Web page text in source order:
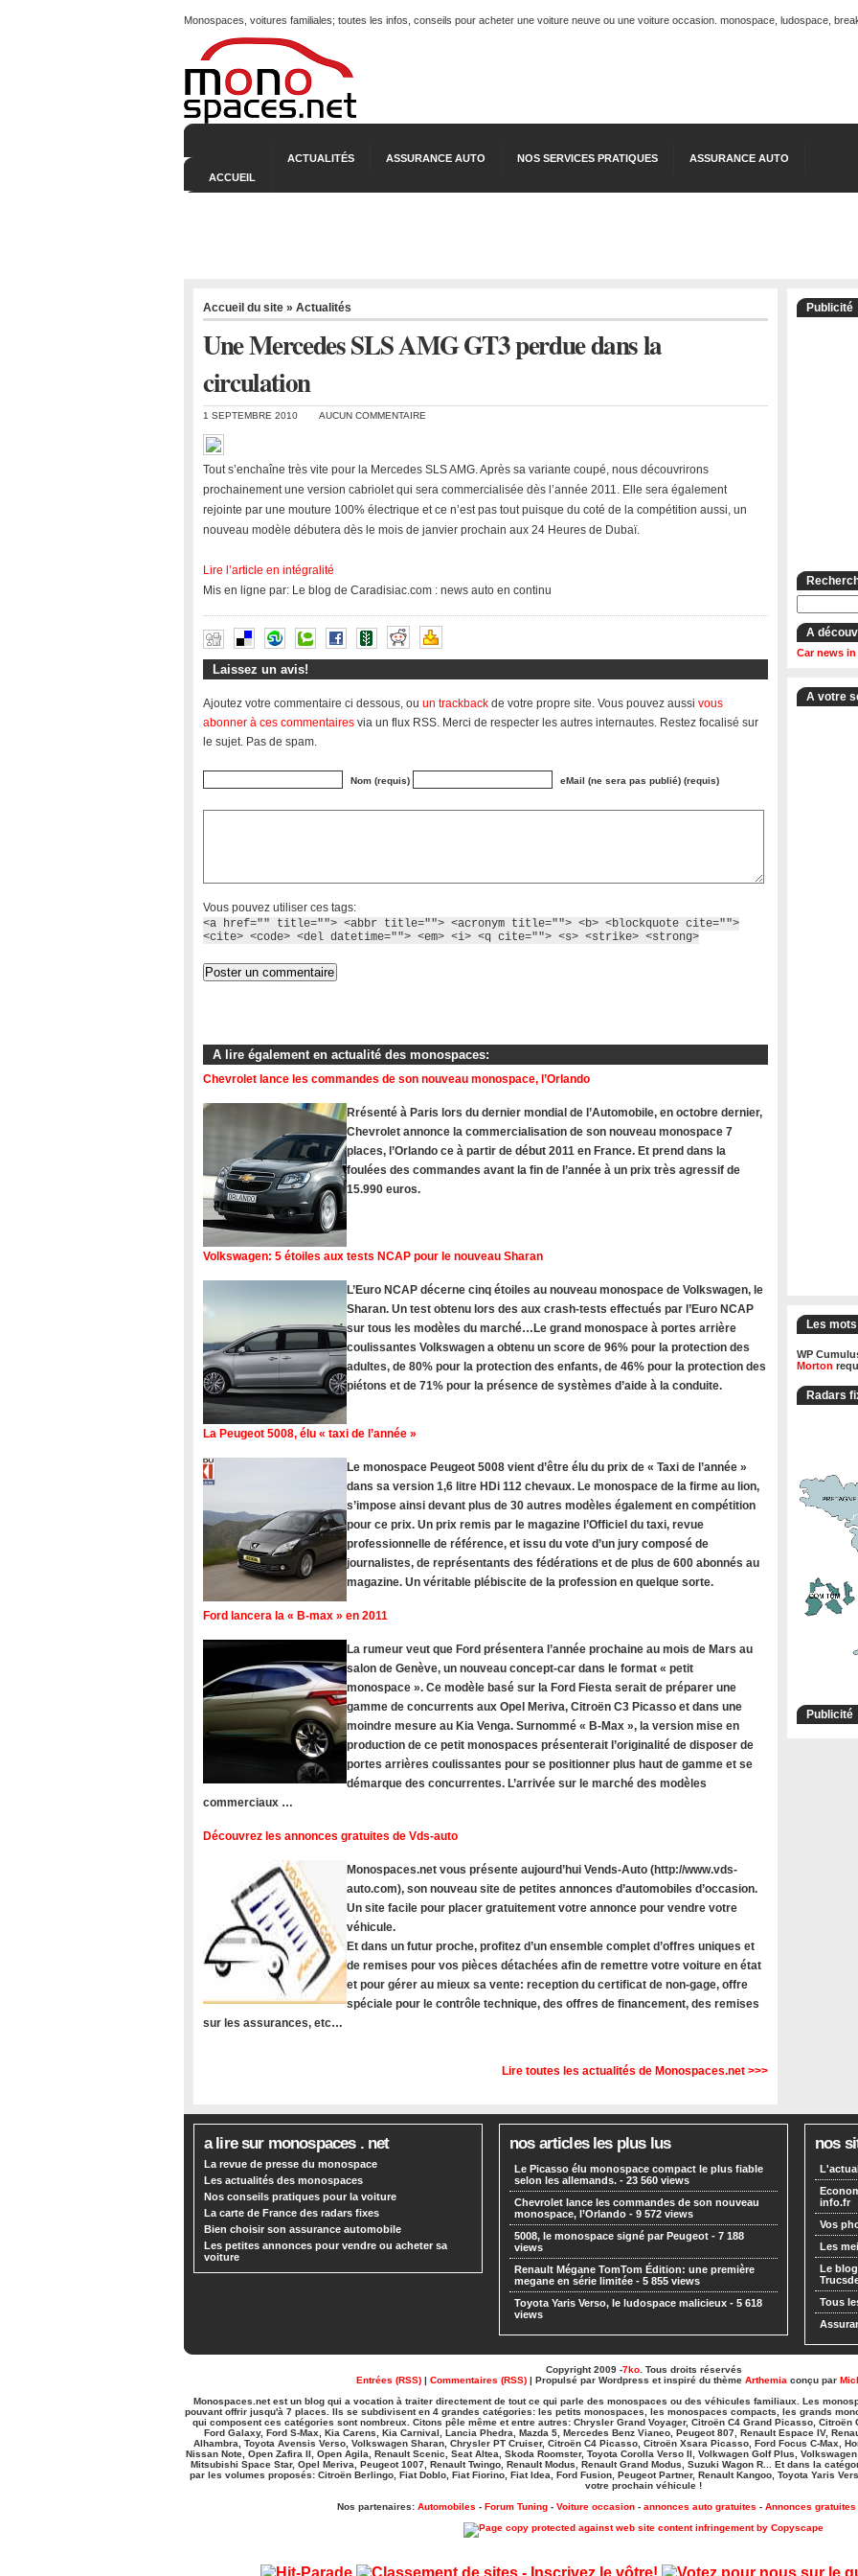
Monospaces, voitures familiales; toutes les infos, conseils pour acheter une voiture neuve ou une voiture occasion. monospace, ludospace,
ACCUEIL
ACTUALITÉS ASSURANCE AUTO NOS SERVICES PRATIQUES ASSURANCE AUTO
Accueil du site » Actualités
Une Mercedes SLS AMG GT3 perdue dans la
circulation
1 SEPTEMBRE 2010 AUCUN COMMENTAIRE
Tout s’enchaîne très vite pour la Mercedes SLS AMG. Après sa variante coupé, nous découvrirons
prochainement une version cabriolet qui sera commercialisée dès l’année 2011. Elle sera également
rejointe par une mouture 100% électrique et ce n’est pas tout puisque du coté de la compétition aussi, un
nouveau modèle débutera dès le mois de janvier prochain aux 24 Heures de Dubaï.
Lire l’article en intégralité
Mis en ligne par: Le blog de Caradisiac.com : news auto en continu
Laissez un avis!
Ajoutez votre commentaire ci dessous, ou un trackback de votre propre site. Vous pouvez aussi vous
abonner à ces commentaires via un flux RSS. Merci de respecter les autres internautes. Restez focalisé sur
le sujet. Pas de spam.
Nom (requis) eMail (ne sera pas publié) (requis)
Vous pouvez utiliser ces tags:
<a href="" title=""> <abbr title=""> <acronym title=""> <b> <blockquote cite="">
<cite> <code> <del datetime=""> <em> <i> <q cite=""> <s> <strike> <strong>
A lire également en actualité des monospaces:
Chevrolet lance les commandes de son nouveau monospace, l’Orlando
Rrésenté à Paris lors du dernier mondial de l’Automobile, en octobre dernier,
Chevrolet annonce la commercialisation de son nouveau monospace 7
places, l’Orlando ce à partir de début 2011 en France. Et prend dans la
foulées des commandes avant la fin de l’année à un prix très agressif de
15.990 euros.
Volkswagen: 5 étoiles aux tests NCAP pour le nouveau Sharan
L’Euro NCAP décerne cinq étoiles au nouveau monospace de Volkswagen, le
Sharan. Un test obtenu lors des aux crash-tests effectués par l’Euro NCAP
sur tous les modèles du marché…Le grand monospace à portes arrière
coulissantes Volkswagen a obtenu un score de 96% pour la protection des
adultes, de 80% pour la protection des enfants, de 46% pour la protection des
piétons et de 71% pour la présence de systèmes d’aide à la conduite.
La Peugeot 5008, élu « taxi de l’année »
Le monospace Peugeot 5008 vient d’être élu du prix de « Taxi de l’année »
dans sa version 1,6 litre HDi 112 chevaux. Le monospace de la firme au lion,
s’impose ainsi devant plus de 30 autres modèles également en compétition
pour ce prix. Un prix remis par le magazine l’Officiel du taxi, revue
professionnelle de référence, et issu du vote d’un jury composé de
journalistes, de représentants des fédérations et de plus de 600 abonnés au
magazine. Un véritable plébiscite de la profession en quelque sorte.
Ford lancera la « B-max » en 2011
La rumeur veut que Ford présentera l’année prochaine au mois de Mars au
salon de Genève, un nouveau concept-car dans le format « petit
monospace ». Ce modèle basé sur la Ford Fiesta serait de préparer une
gamme de concurrents aux Opel Meriva, Citroën C3 Picasso et dans une
moindre mesure au Kia Venga. Surnommé « B-Max », la version mise en
production de ce petit monospaces présenterait l’originalité de disposer de
portes arrières coulissantes pour se positionner plus haut de gamme et se
démarque des concurrentes. L’arrivée sur le marché des modèles
commerciaux …
Découvrez les annonces gratuites de Vds-auto
Monospaces.net vous présente aujourd’hui Vends-Auto (http://www.vds-
auto.com), son nouveau site de petites annonces d’automobiles d’occasion.
Un site facile pour placer gratuitement votre annonce pour vendre votre
véhicule.
Et dans un futur proche, profitez d’un ensemble complet d’offres uniques et
de remises pour vos pièces détachées afin de remettre votre voiture en état
et pour gérer au mieux sa vente: reception du certificat de non-gage, offre
spéciale pour le contrôle technique, des offres de financement, des remises
sur les assurances, etc…
Lire toutes les actualités de Monospaces.net >>>
Publicité
A
Car news
A votre
Les
WP
Morton
Radars
Publicité
a lire sur monospaces . net
La revue de presse du monospace
Les actualités des monospaces
Nos conseils pratiques pour la voiture
La carte de France des radars fixes
Bien choisir son assurance automobile
Les petites annonces pour vendre ou acheter sa
voiture
nos articles les plus lus
Le Picasso élu monospace compact le plus fiable
selon les allemands. - 23 560 views
Chevrolet lance les commandes de son nouveau
monospace, l’Orlando - 9 572 views
5008, le monospace signé par Peugeot - 7 188
views
Renault Mégane TomTom Édition: une première
megane en série limitée - 5 855 views
Toyota Yaris Verso, le ludospace malicieux - 5 618
views
nos
info.fr
Vos
Les
Le
Tous
Copyright 2009 -7ko. Tous droits réservés
Entrées (RSS)| Commentaires (RSS)| Propulsé par Wordpress et inspiré du thème Arthemia conçu par
Monospaces.net est un blog qui a vocation à traiter directement de tout ce qui parle des monospaces ou des véhicules familiaux. Les
pouvant offrir jusqu'à 7 places. Ils se subdivisent en 4 grandes catégories: les petits monospaces, les monospaces compacts, les grands
qui composent ces catégories sont nombreux. Citons pêle même et entre autres: Chrysler Grand Voyager, Citroën C4 Grand Picasso, Citroën
Ford Galaxy, Ford S-Max, Kia Carens, Kia Carnival, Lancia Phedra, Mazda 5, Mercedes Benz Vianeo, Peugeot 807, Renault Espace IV,
Alhambra, Toyota Avensis Verso, Volkswagen Sharan, Chrysler PT Cruiser, Citroën C4 Picasso, Citroën Xsara Picasso, Ford Focus C-Max,
Nissan Note, Open Zafira II, Open Agila, Renault Scenic, Seat Altea, Skoda Roomster, Toyota Corolla Verso II, Volkwagen Golf Plus,
Mitsubishi Space Star, Opel Meriva, Peugeot 1007, Renault Twingo, Renault Modus, Renault Grand Modus, Suzuki Wagon R... Et dans la
par les volumes proposés: Citroën Berlingo, Fiat Doblo, Fiat Fiorino, Fiat Idea, Ford Fusion, Peugeot Partner, Renault Kangoo, Toyota Yaris
votre prochain véhicule !
Nos partenaires: Automobiles - Forum Tuning- Voiture occasion- annonces auto gratuites - Annonces